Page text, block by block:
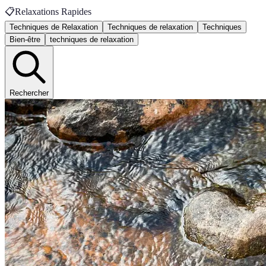
📋Relaxations Rapides
Techniques de Relaxation Techniques de relaxation
Techniques
Bien-être
techniques de relaxation
Rechercher